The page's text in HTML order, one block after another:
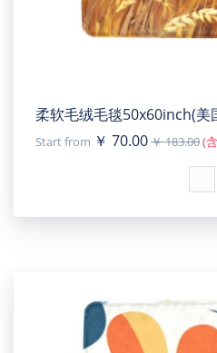
柔软毛绒毛毯50x60inch(美
Start from ￥ 70.00￥ 183.00(